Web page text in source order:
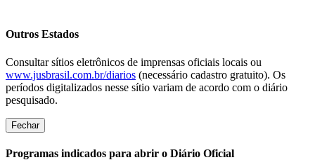
Outros Estados
Consultar sítios eletrônicos de imprensas oficiais locais ou
www.jusbrasil.com.br/diarios (necessário cadastro gratuito). Os
períodos digitalizados nesse sítio variam de acordo com o diário
pesquisado.
Fechar
Programas indicados para abrir o Diário Oficial